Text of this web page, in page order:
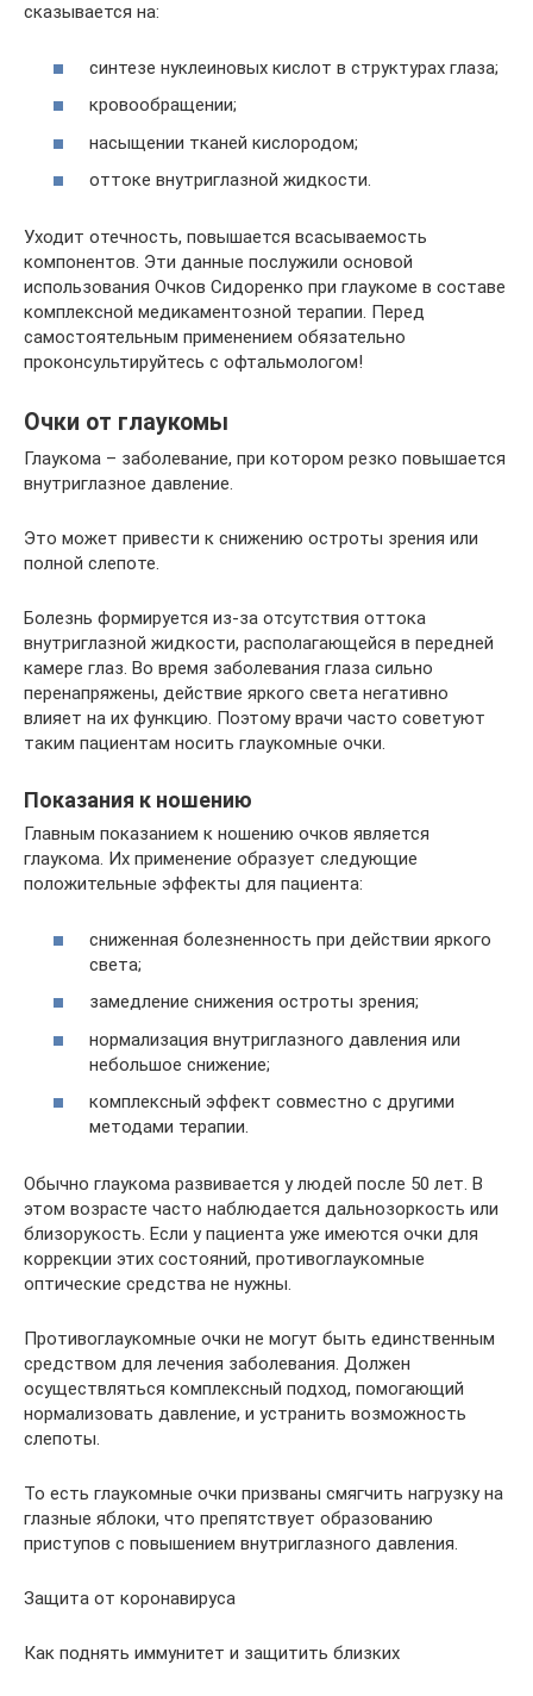
сказывается на:
синтезе нуклеиновых кислот в структурах глаза;
кровообращении;
насыщении тканей кислородом;
оттоке внутриглазной жидкости.
Уходит отечность, повышается всасываемость
компонентов. Эти данные послужили основой
использования Очков Сидоренко при глаукоме в составе
комплексной медикаментозной терапии. Перед
самостоятельным применением обязательно
проконсультируйтесь с офтальмологом!
Очки от глаукомы
Глаукома – заболевание, при котором резко повышается
внутриглазное давление.
Это может привести к снижению остроты зрения или
полной слепоте.
Болезнь формируется из-за отсутствия оттока
внутриглазной жидкости, располагающейся в передней
камере глаз. Во время заболевания глаза сильно
перенапряжены, действие яркого света негативно
влияет на их функцию. Поэтому врачи часто советуют
таким пациентам носить глаукомные очки.
Показания к ношению
Главным показанием к ношению очков является
глаукома. Их применение образует следующие
положительные эффекты для пациента:
сниженная болезненность при действии яркого
света;
замедление снижения остроты зрения;
нормализация внутриглазного давления или
небольшое снижение;
комплексный эффект совместно с другими
методами терапии.
Обычно глаукома развивается у людей после 50 лет. В
этом возрасте часто наблюдается дальнозоркость или
близорукость. Если у пациента уже имеются очки для
коррекции этих состояний, противоглаукомные
оптические средства не нужны.
Противоглаукомные очки не могут быть единственным
средством для лечения заболевания. Должен
осуществляться комплексный подход, помогающий
нормализовать давление, и устранить возможность
слепоты.
То есть глаукомные очки призваны смягчить нагрузку на
глазные яблоки, что препятствует образованию
приступов с повышением внутриглазного давления.
Защита от коронавируса
Как поднять иммунитет и защитить близких